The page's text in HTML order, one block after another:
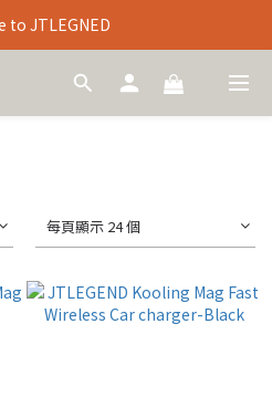
to JTLEGNED
每頁顯示 24 個